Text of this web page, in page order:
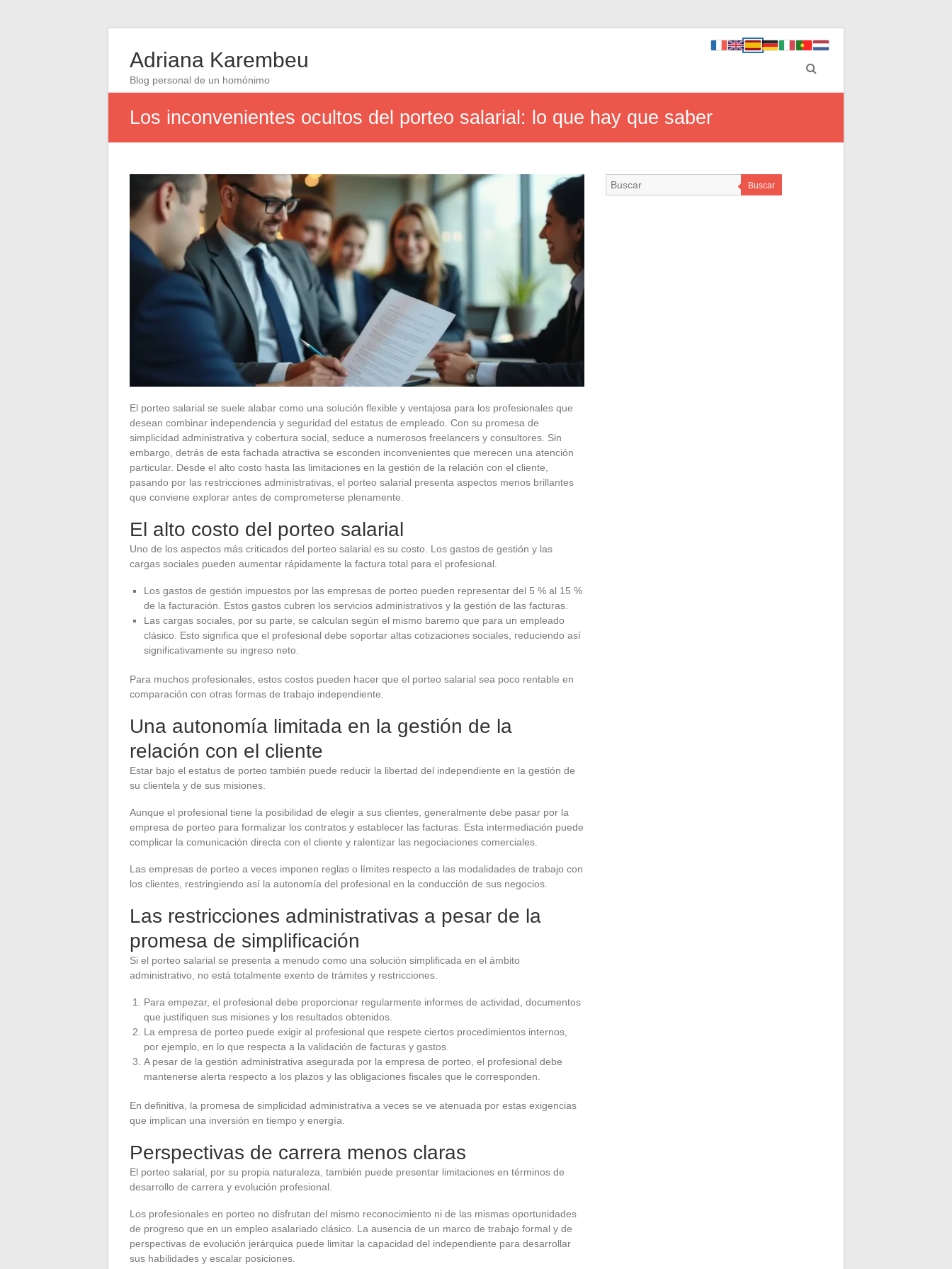
Adriana Karembeu
Blog personal de un homónimo
Los inconvenientes ocultos del porteo salarial: lo que hay que saber
El porteo salarial se suele alabar como una solución flexible y ventajosa para los profesionales que
desean combinar independencia y seguridad del estatus de empleado. Con su promesa de
simplicidad administrativa y cobertura social, seduce a numerosos freelancers y consultores. Sin
embargo, detrás de esta fachada atractiva se esconden inconvenientes que merecen una atención
particular. Desde el alto costo hasta las limitaciones en la gestión de la relación con el cliente,
pasando por las restricciones administrativas, el porteo salarial presenta aspectos menos brillantes
que conviene explorar antes de comprometerse plenamente.
El alto costo del porteo salarial
Uno de los aspectos más criticados del porteo salarial es su costo. Los gastos de gestión y las
cargas sociales pueden aumentar rápidamente la factura total para el profesional.
Los gastos de gestión impuestos por las empresas de porteo pueden representar del 5 % al 15 %
de la facturación. Estos gastos cubren los servicios administrativos y la gestión de las facturas.
Las cargas sociales, por su parte, se calculan según el mismo baremo que para un empleado
clásico. Esto significa que el profesional debe soportar altas cotizaciones sociales, reduciendo así
significativamente su ingreso neto.
Para muchos profesionales, estos costos pueden hacer que el porteo salarial sea poco rentable en
comparación con otras formas de trabajo independiente.
Una autonomía limitada en la gestión de la
relación con el cliente
Estar bajo el estatus de porteo también puede reducir la libertad del independiente en la gestión de
su clientela y de sus misiones.
Aunque el profesional tiene la posibilidad de elegir a sus clientes, generalmente debe pasar por la
empresa de porteo para formalizar los contratos y establecer las facturas. Esta intermediación puede
complicar la comunicación directa con el cliente y ralentizar las negociaciones comerciales.
Las empresas de porteo a veces imponen reglas o límites respecto a las modalidades de trabajo con
los clientes, restringiendo así la autonomía del profesional en la conducción de sus negocios.
Las restricciones administrativas a pesar de la
promesa de simplificación
Si el porteo salarial se presenta a menudo como una solución simplificada en el ámbito
administrativo, no está totalmente exento de trámites y restricciones.
Para empezar, el profesional debe proporcionar regularmente informes de actividad, documentos
que justifiquen sus misiones y los resultados obtenidos.
La empresa de porteo puede exigir al profesional que respete ciertos procedimientos internos,
por ejemplo, en lo que respecta a la validación de facturas y gastos.
A pesar de la gestión administrativa asegurada por la empresa de porteo, el profesional debe
mantenerse alerta respecto a los plazos y las obligaciones fiscales que le corresponden.
En definitiva, la promesa de simplicidad administrativa a veces se ve atenuada por estas exigencias
que implican una inversión en tiempo y energía.
Perspectivas de carrera menos claras
El porteo salarial, por su propia naturaleza, también puede presentar limitaciones en términos de
desarrollo de carrera y evolución profesional.
Los profesionales en porteo no disfrutan del mismo reconocimiento ni de las mismas oportunidades
de progreso que en un empleo asalariado clásico. La ausencia de un marco de trabajo formal y de
perspectivas de evolución jerárquica puede limitar la capacidad del independiente para desarrollar
sus habilidades y escalar posiciones.
Buscar